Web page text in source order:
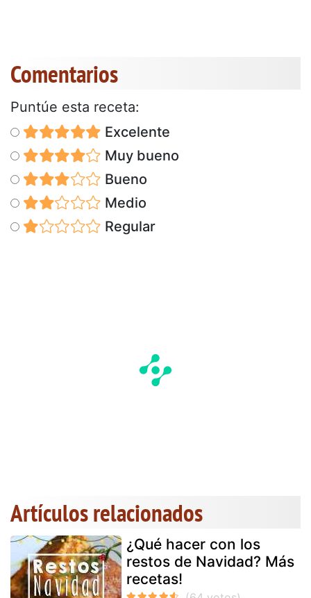
Comentarios
Puntúe esta receta:
Excelente
Muy bueno
Bueno
Medio
Regular
Artículos relacionados
¿Qué hacer con los
restos de Navidad? Más
recetas!